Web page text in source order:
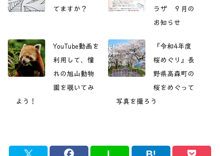
てますか？
ラザ ９月の
お知らせ
YouTube動画を
利用して、憧
れの旭山動物
園を覗いてみ
よう！
『令和4年度
桜めぐり』長
野県高森町の
桜をめぐって
写真を撮ろう